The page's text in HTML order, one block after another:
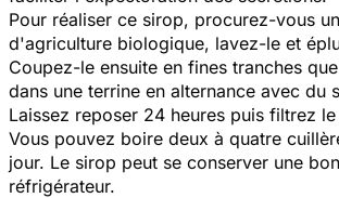
Pour réaliser ce sirop, procurez-vous
d'agriculture biologique, lavez-le et
Coupez-le ensuite en fines tranches
dans une terrine en alternance avec du
Laissez reposer 24 heures puis filtrez
Vous pouvez boire deux à quatre
jour. Le sirop peut se conserver une
réfrigérateur.